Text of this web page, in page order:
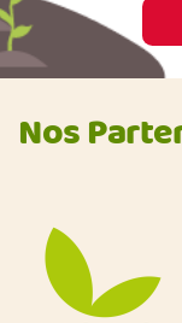
Nos